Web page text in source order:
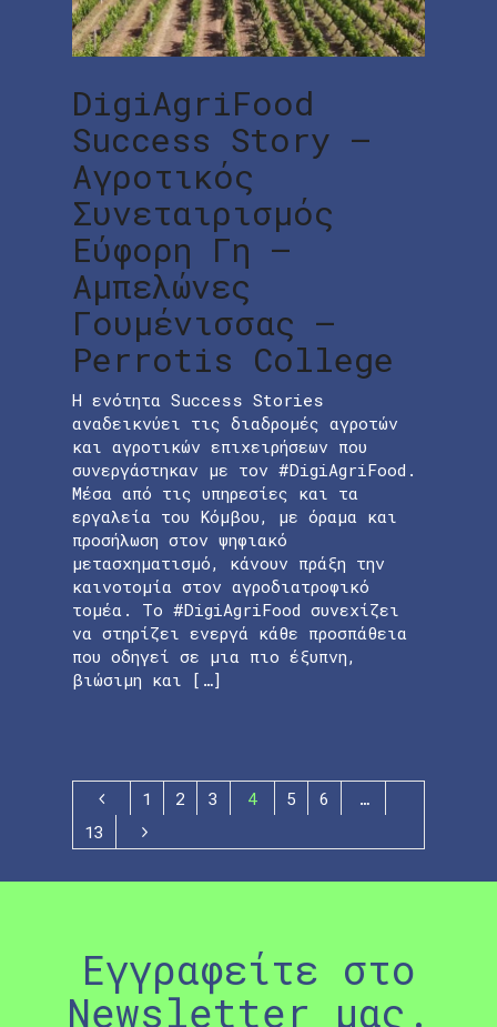
DigiAgriFood
Success Story –
Αγροτικός
Συνεταιρισμός
Εύφορη Γη –
Αμπελώνες
Γουμένισσας –
Perrotis College
Η ενότητα Success Stories
αναδεικνύει τις διαδρομές αγροτών
και αγροτικών επιχειρήσεων που
συνεργάστηκαν με τον #DigiAgriFood.
Μέσα από τις υπηρεσίες και τα
εργαλεία του Κόμβου, με όραμα και
προσήλωση στον ψηφιακό
μετασχηματισμό, κάνουν πράξη την
καινοτομία στον αγροδιατροφικό
τομέα. Το #DigiAgriFood συνεχίζει
να στηρίζει ενεργά κάθε προσπάθεια
που οδηγεί σε μια πιο έξυπνη,
βιώσιμη και […]
1 2 3 4 5 6
…
13
Εγγραφείτε στο
Newsletter μας.